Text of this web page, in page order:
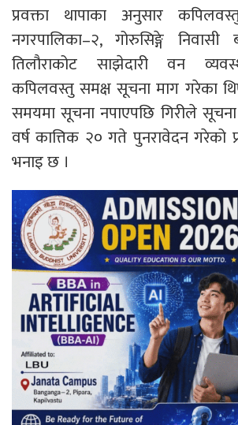
प्रवक्ता थापाका अनुसार
नगरपालिका–२, गोरुसिङ्गे
तिलौराकोट साझेदारी वन
कपिलवस्तु समक्ष सूचना माग गरेका
समयमा सूचना नपाएपछि गिरीले
वर्ष कात्तिक २० गते पुनरावेदन गरेको
भनाइ छ ।